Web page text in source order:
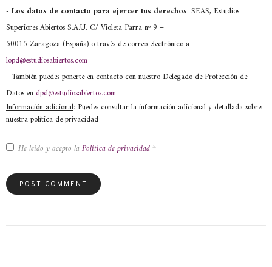
- Los datos de contacto para ejercer tus derechos: SEAS, Estudios
Superiores Abiertos S.A.U. C/ Violeta Parra nº 9 –
50015 Zaragoza (España) o través de correo electrónico a
lopd@estudiosabiertos.com
- También puedes ponerte en contacto con nuestro Delegado de Protección de
Datos en dpd@estudiosabiertos.com
Información adicional: Puedes consultar la información adicional y detallada sobre
nuestra política de privacidad
He leído y acepto la Política de privacidad *